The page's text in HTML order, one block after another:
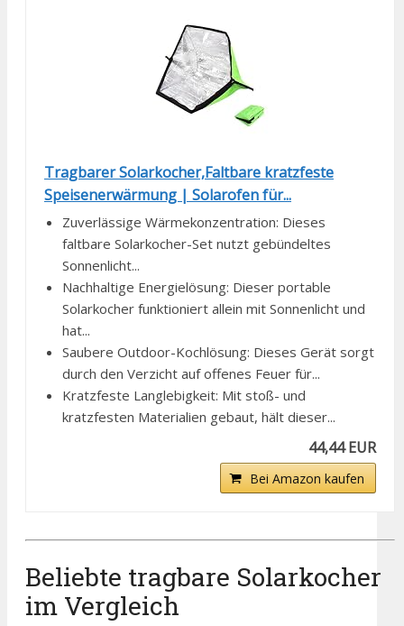
Tragbarer Solarkocher,Faltbare kratzfeste
Speisenerwärmung | Solarofen für...
Zuverlässige Wärmekonzentration: Dieses
faltbare Solarkocher-Set nutzt gebündeltes
Sonnenlicht...
Nachhaltige Energielösung: Dieser portable
Solarkocher funktioniert allein mit Sonnenlicht und
hat...
Saubere Outdoor-Kochlösung: Dieses Gerät sorgt
durch den Verzicht auf offenes Feuer für...
Kratzfeste Langlebigkeit: Mit stoß- und
kratzfesten Materialien gebaut, hält dieser...
44,44 EUR
Bei Amazon kaufen
Beliebte tragbare Solarkocher
im Vergleich